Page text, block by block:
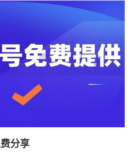
分享